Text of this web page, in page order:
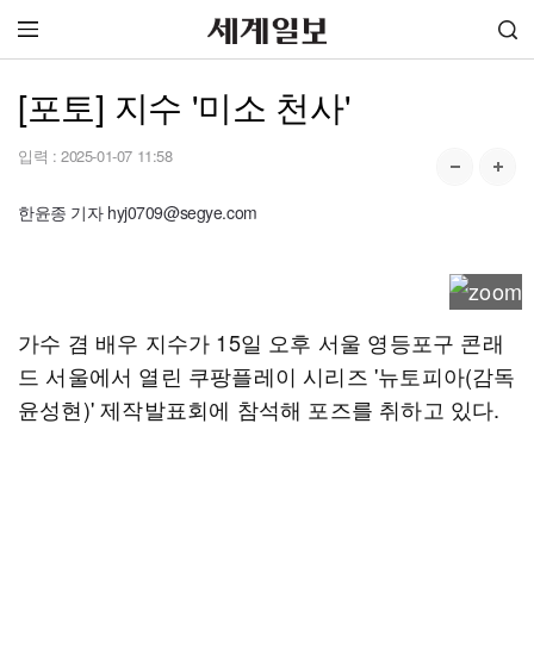
[포토] 지수 '미소 천사'
입력 : 2025-01-07 11:58
한윤종 기자 hyj0709@segye.com
가수 겸 배우 지수가 15일 오후 서울 영등포구 콘래
드 서울에서 열린 쿠팡플레이 시리즈 '뉴토피아(감독
윤성현)' 제작발표회에 참석해 포즈를 취하고 있다.